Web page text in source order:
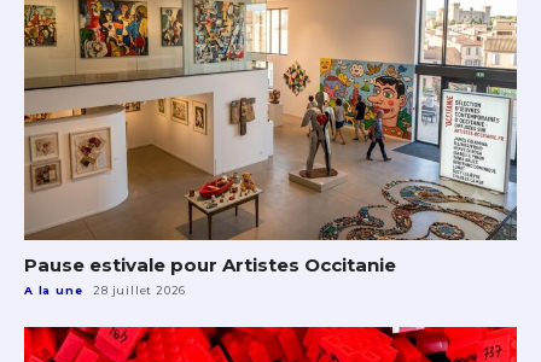
Pause estivale pour Artistes Occitanie
A la une 28 juillet 2026